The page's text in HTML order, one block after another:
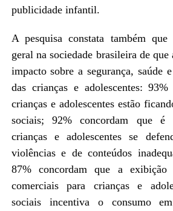
publicidade infantil.
A pesquisa constata também
geral na sociedade brasileira de que
impacto sobre a segurança, saúde
das crianças e adolescentes:
crianças e adolescentes estão
sociais; 92% concordam que
crianças e adolescentes se
violências e de conteúdos
87% concordam que a exibição
comerciais para crianças e
sociais incentiva o consumo